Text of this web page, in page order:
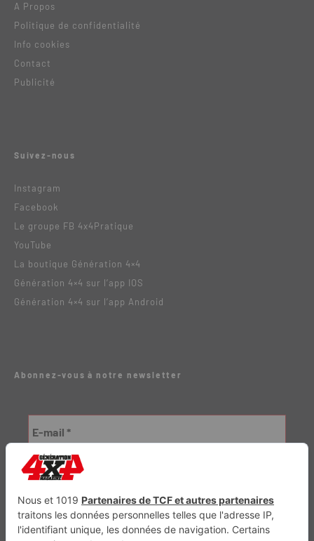
A Propos
Politique de confidentialité
Info cookies
Contact
Publicité
Suivez-nous
Instagram
Facebook
Le groupe FB 4x4Pratique
YouTube
La boutique Génération 4×4
Génération 4×4 sur l’app IOS
Génération 4×4 sur l’app Android
Abonnez-vous à notre newsletter